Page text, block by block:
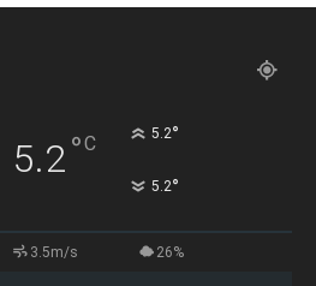
5.2°C 5.2°
5.2°
3.5m/s 26%